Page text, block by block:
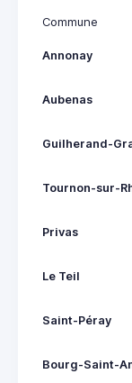
Commune
Annonay
Aubenas
Guilherand-
Tournon-sur-
Privas
Le Teil
Saint-Péray
Bourg-Saint-